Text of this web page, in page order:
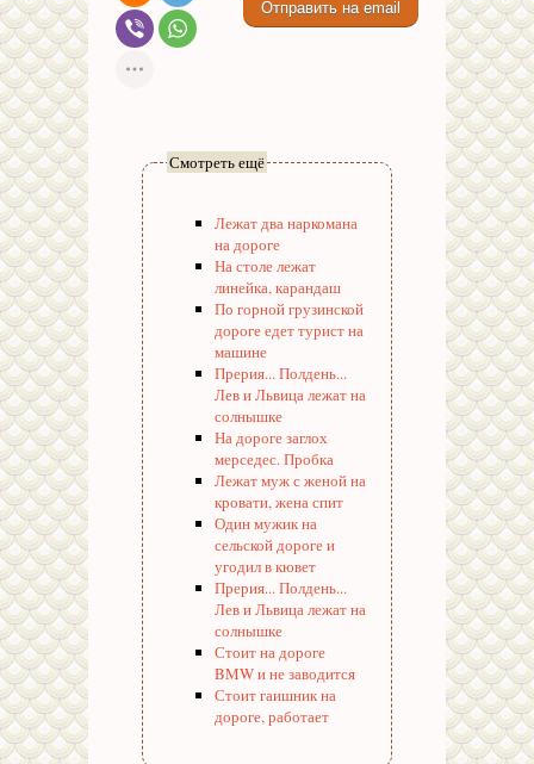
Смотреть ещё
Лежат два наркомана
на дороге
На столе лежат
линейка, карандаш
По горной грузинской
дороге едет турист на
машине
Прерия... Полдень...
Лев и Львица лежат на
солнышке
На дороге заглох
мерседес. Пробка
Лежат муж с женой на
кровати, жена спит
Один мужик на
сельской дороге и
угодил в кювет
Прерия... Полдень...
Лев и Львица лежат на
солнышке
Стоит на дороге
BMW и не заводится
Стоит гаишник на
дороге, работает